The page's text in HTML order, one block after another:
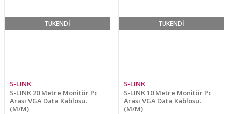
TÜKENDİ
S-LINK
S-LINK 20 Metre Monitör Pc
Arası VGA Data Kablosu.
(M/M)
TÜKENDİ
S-LINK
S-LINK 10 Metre Monitör Pc
Arası VGA Data Kablosu.
(M/M)